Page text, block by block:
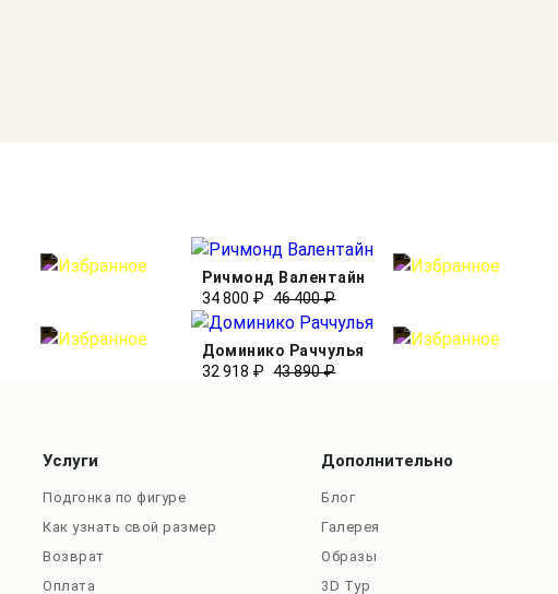
Ричмонд Валентайн
34 800 ₽ 46 400 ₽
Доминико Раччулья
32 918 ₽ 43 890 ₽
Услуги
Подгонка по фигуре
Как узнать свой размер
Возврат
Оплата
Дополнительно
Блог
Галерея
Образы
3D Тур